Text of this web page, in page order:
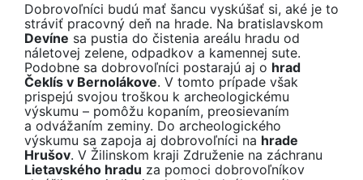
Dobrovoľníci budú mať šancu vyskúšať si, aké je to
stráviť pracovný deň na hrade. Na bratislavskom
Devíne sa pustia do čistenia areálu hradu od
náletovej zelene, odpadkov a kamennej sute.
Podobne sa dobrovoľníci postarajú aj o hrad
Čeklís v Bernolákove. V tomto prípade však
prispejú svojou troškou k archeologickému
výskumu – pomôžu kopaním, preosievaním
a odvážaním zeminy. Do archeologického
výskumu sa zapoja aj dobrovoľníci na hrade
Hrušov. V Žilinskom kraji Združenie na záchranu
Lietavského hradu za pomoci dobrovoľníkov